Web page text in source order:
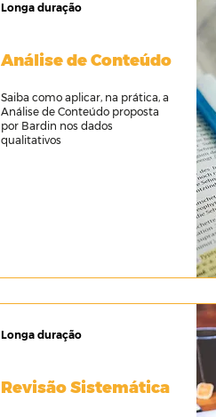
Longa duração
Análise de Conteúdo
Saiba como aplicar, na prática, a
Análise de Conteúdo proposta
por Bardin nos dados
qualitativos
Longa duração
Revisão Sistemática